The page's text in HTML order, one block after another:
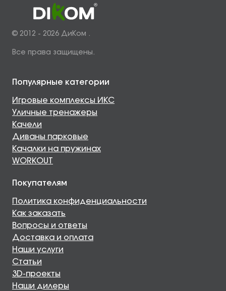
© 2012 - 2026 ДиКом .
Все права защищены.
Популярные категории
Игровые комплексы ИКС
Уличные тренажеры
Качели
Диваны парковые
Качалки на пружинах
WORKOUT
Покупателям
Политика конфиденциальности
Как заказать
Вопросы и ответы
Доставка и оплата
Наши услуги
Статьи
3D-проекты
Наши дилеры